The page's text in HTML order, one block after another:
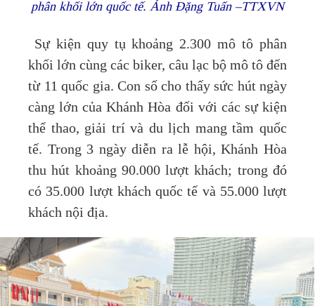
phân khối lớn quốc tế. Ảnh Đặng Tuấn –TTXVN
Sự kiện quy tụ khoảng 2.300 mô tô phân
khối lớn cùng các biker, câu lạc bộ mô tô đến
từ 11 quốc gia. Con số cho thấy sức hút ngày
càng lớn của Khánh Hòa đối với các sự kiện
thể thao, giải trí và du lịch mang tầm quốc
tế. Trong 3 ngày diễn ra lễ hội, Khánh Hòa
thu hút khoảng 90.000 lượt khách; trong đó
có 35.000 lượt khách quốc tế và 55.000 lượt
khách nội địa.